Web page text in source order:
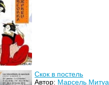
Скок в постель
Автор: Марсель Митуа